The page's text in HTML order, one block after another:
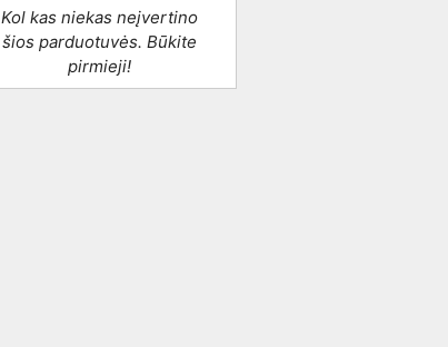
Kol kas niekas neįvertino
šios parduotuvės. Būkite
pirmieji!